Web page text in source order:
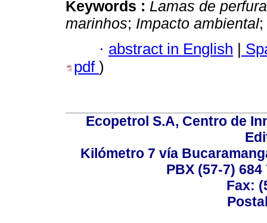
Keywords : Lamas de
marinhos; Impacto ambiental;
· abstract in English |
pdf )
Ecopetrol S.A, Centro de
Kilómetro 7 vía
PBX (57-7)
Fax: